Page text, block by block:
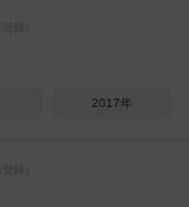
2017年